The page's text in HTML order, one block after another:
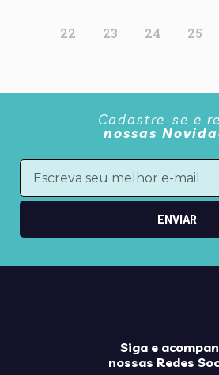
22 23 24 25
Cadastre-se e
nossas
ENVIAR
Siga e
nossas Redes